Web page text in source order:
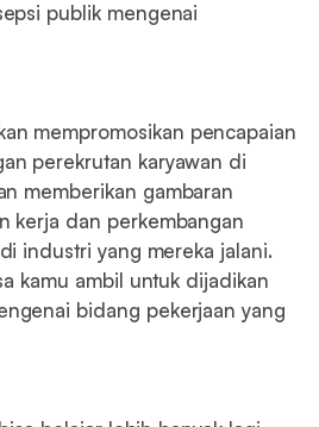
publik mengenai
mempromosikan pencapaian
perekrutan karyawan di
memberikan gambaran
kerja dan perkembangan
industri yang mereka jalani.
kamu ambil untuk dijadikan
bidang pekerjaan yang